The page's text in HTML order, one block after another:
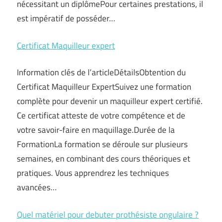
nécessitant un diplômePour certaines prestations, il
est impératif de posséder…
Certificat Maquilleur expert
Information clés de l’articleDétailsObtention du
Certificat Maquilleur ExpertSuivez une formation
complète pour devenir un maquilleur expert certifié.
Ce certificat atteste de votre compétence et de
votre savoir-faire en maquillage.Durée de la
FormationLa formation se déroule sur plusieurs
semaines, en combinant des cours théoriques et
pratiques. Vous apprendrez les techniques
avancées…
Quel matériel pour debuter prothésiste ongulaire ?